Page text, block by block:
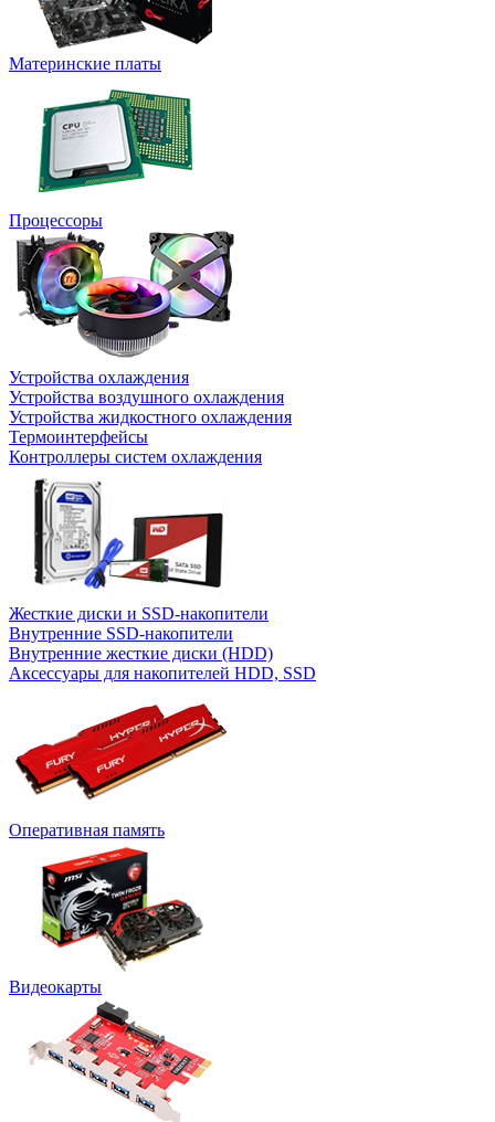
Материнские платы
Процессоры
Устройства охлаждения
Устройства воздушного охлаждения
Устройства жидкостного охлаждения
Термоинтерфейсы
Контроллеры систем охлаждения
Жесткие диски и SSD-накопители
Внутренние SSD-накопители
Внутренние жесткие диски (HDD)
Аксессуары для накопителей HDD, SSD
Оперативная память
Видеокарты